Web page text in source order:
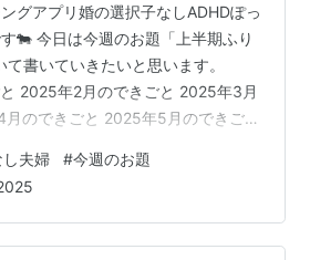
グアプリ婚の選択子なしADHDぽっ
🐄 今日は今週のお題「上半期ふり
書いていきたいと思います。
2025年2月のできごと 2025年3月
のできごと 2025年5月のできごと
れ、早すぎん？？と思っていると
半期を振り返っていってみましょ
ごと pokomaru222.com 1月はな
ことが大きいですね。上半期一番
し夫婦 #今週のお題